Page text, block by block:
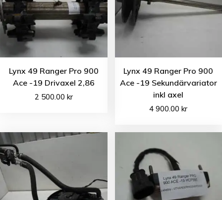
Lynx 49 Ranger Pro 900
Ace -19 Drivaxel 2,86
2 500.00 kr
Lynx 49 Ranger Pro 900
Ace -19 Sekundärvariator
inkl axel
4 900.00kr